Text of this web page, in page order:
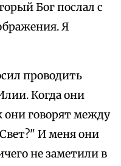
Бог послал с
Я
проводить
Когда они
они говорят между
И меня они
не заметили в